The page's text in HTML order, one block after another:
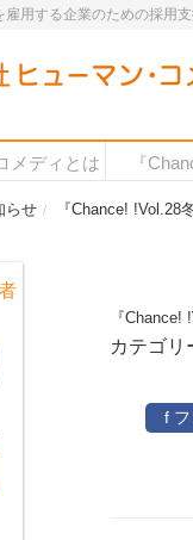
雇用する企業のための採用
メディとは 『
らせ 『Chance! !Vol.28
『
カテゴリ
f